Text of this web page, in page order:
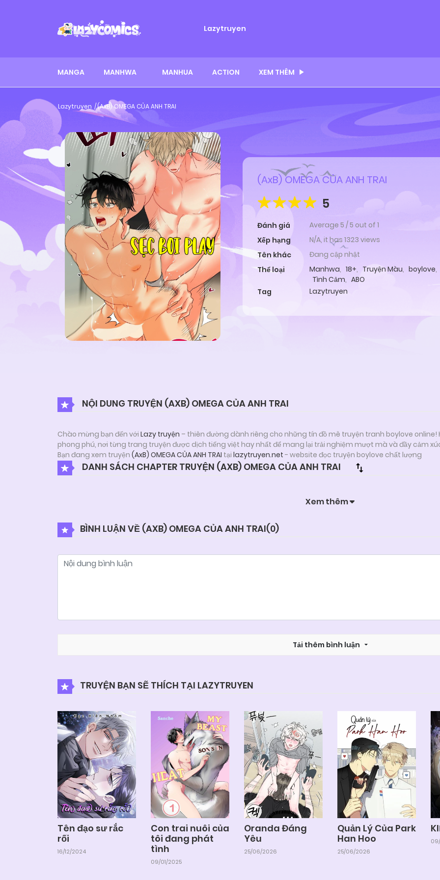
Lazytruyen
MANGA MANHWA MANHUA ACTION XEM THÊM
Lazytruyen (AxB) OMEGA CỦA ANH TRAI
(AxB) OMEGA CỦA ANH TRAI
5
Đánh giá Average 5 /5 out of 1
Xếp hạng
N/A, it has 1323 views
Tên khác
Đang cập nhật
Thể loại
Manhwa, 18+, Truyện Màu, boylove,
Tình Cảm, ABO
Tag
Lazytruyen
NỘI DUNG TRUYỆN (AXB) OMEGA CỦA ANH TRAI
Chào mừng bạn đến với Lazy truyện – thiên đường dành riêng cho những tín đồ mê truyện tranh boylove
phong phú, nơi từng trang truyện được dịch tiếng việt hay nhất để mang lại trải nghiệm mượt mà và đầy cảm
Bạn đang xem truyện (AxB) OMEGA CỦA ANH TRAI tại lazytruyen.net - website đọc truyện boylove chất lượng
DANH SÁCH CHAPTER TRUYỆN (AXB) OMEGA CỦA ANH TRAI
Xem thêm
BÌNH LUẬN VỀ (AXB) OMEGA CỦA ANH TRAI(0)
Tải thêm bình luận
TRUYỆN BẠN SẼ THÍCH TẠI LAZYTRUYEN
Tên đạo sư rắc
rối
16/12/2024
Con trai nuôi của
tôi đang phát
tình
09/01/2025
Oranda Đáng
Yêu
25/06/2026
Quản Lý Của Park
Han Hoo
25/06/2026